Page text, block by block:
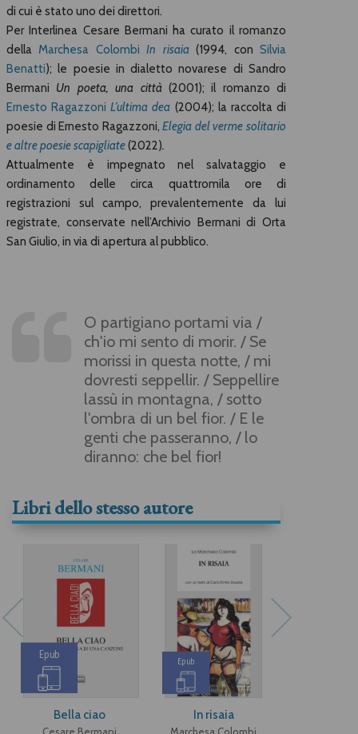
di cui è stato uno dei direttori.
Per Interlinea Cesare Bermani ha curato il romanzo
dellaMarchesa Colombi In risaia (1994, conSilvia
Benatti); le poesie in dialetto novarese di Sandro
Bermani Un poeta, una città (2001); il romanzo di
Ernesto RagazzoniL’ultima dea (2004); la raccolta di
poesie di Ernesto Ragazzoni, Elegia del verme solitario
e altre poesie scapigliate(2022).
Attualmente è impegnato nel salvataggio e
ordinamento delle circa quattromila ore di
registrazioni sul campo, prevalentemente da lui
registrate, conservate nell’Archivio Bermani di Orta
San Giulio, in via di apertura al pubblico.
O partigiano portami via /
ch'io mi sento di morir. / Se
morissi in questa notte, / mi
dovresti seppellir. / Seppellire
lassù in montagna, / sotto
l'ombra di un bel fior. / E le
genti che passeranno, / lo
diranno: che bel fior!
Libri dello stesso autore
Epub
Bella ciao
Cesare Bermani
Epub
In risaia
Marchesa Colombi